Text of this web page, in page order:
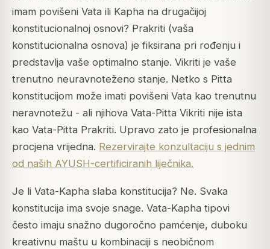
imam povišeni Vata ili Kapha na drugačijoj
konstitucionalnoj osnovi? Prakriti (vaša
konstitucionalna osnova) je fiksirana pri rođenju i
predstavlja vaše optimalno stanje. Vikriti je vaše
trenutno neuravnoteženo stanje. Netko s Pitta
konstitucijom može imati povišeni Vata kao trenutnu
neravnotežu - ali njihova Vata-Pitta Vikriti nije ista
kao Vata-Pitta Prakriti. Upravo zato je profesionalna
procjena vrijedna. Rezervirajte konzultaciju s jednim
od naših AYUSH-certificiranih liječnika.
Je li Vata-Kapha slaba konstitucija? Ne. Svaka
konstitucija ima svoje snage. Vata-Kapha tipovi
često imaju snažno dugoročno pamćenje, duboku
kreativnu maštu u kombinaciji s neobičnom